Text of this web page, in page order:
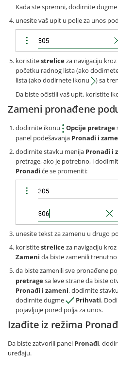
Kada ste spremni, dodirnite dugme
unesite vaš upit u polje za unos
koristitestreliceza navigaciju
početku radnog lista (ako
lista (ako dodirnete ikonu
) sa
Da biste očistili vaš upit, koristite
Zameni pronađene
dodirnite ikonu Opcije pretrage
panel podešavanja Pronađi i
dodirnite stavku menija Pronađi i
pretrage, ako je potrebno, i
Pronađi će se promeniti:
unesite tekst za zamenu u drugo
koristitestreliceza navigaciju
Zameni da biste zamenili
da biste zamenili sve pronađene
pretragesa leve strane da biste
Pronađi i zameni, dodirnite
dodirnite dugme
Prihvati.
pojavljuje pored polja za unos.
Izađite iz režima
Da biste zatvorili panel Pronađi,
uređaju.